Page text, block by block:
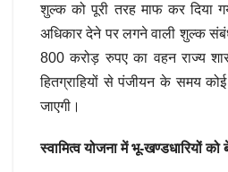
शुल्क को पूरी तरह माफ कर दिया
अधिकार देने पर लगने वाली शुल्क
800 करोड़ रुपए का वहन राज्य
हितग्राहियों से पंजीयन के समय
जाएगी।
स्वामित्व योजना में भू-खण्डधारियों